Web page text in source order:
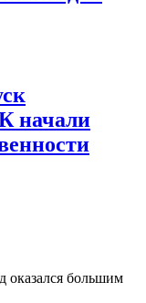
начали
оказался большим